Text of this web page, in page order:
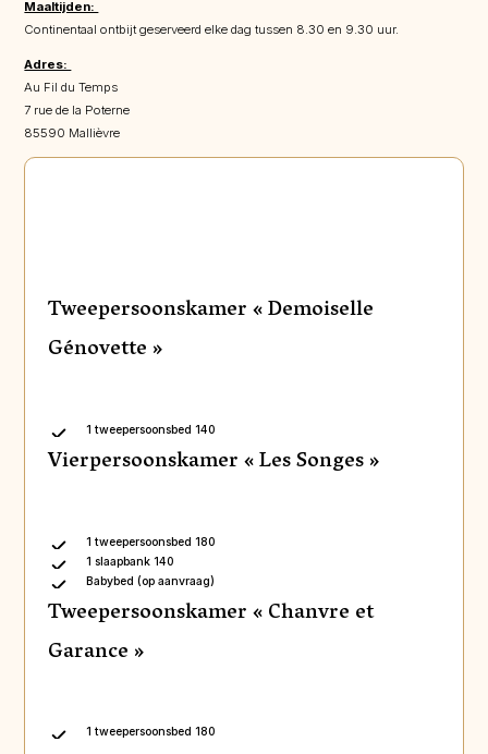
Maaltijden:
Continentaal ontbijt geserveerd elke dag tussen 8.30 en 9.30 uur.
Adres:
Au Fil du Temps
7 rue de la Poterne
85590 Mallièvre
Tweepersoonskamer « Demoiselle
Génovette »
1 tweepersoonsbed 140
Vierpersoonskamer « Les Songes »
1 tweepersoonsbed 180
1 slaapbank 140
Babybed (op aanvraag)
Tweepersoonskamer « Chanvre et
Garance »
1 tweepersoonsbed 180